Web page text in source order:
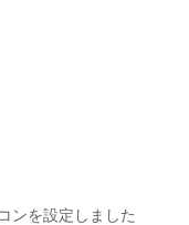
ンを設定しました